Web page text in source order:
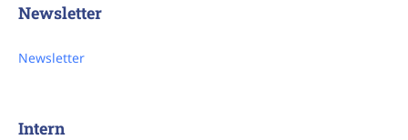
Newsletter
Newsletter
Intern